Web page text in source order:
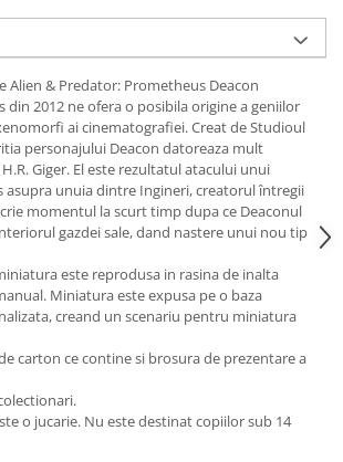
CADOU
1:43
1:43 –
si Modele
1:43
la Scara 1:43 –
si Sedan
1:43
– Miniaturi
de Raliu
– Miniaturi
4x4
1:43 –
si Vehicule
1:43
Alien & Predator: Prometheus Deacon
din 2012 ne ofera o posibila origine a geniilor
ai cinematografiei. Creat de Studioul
personajului Deacon datoreaza mult
Giger. El este rezultatul atacului unui
unuia dintre Ingineri, creatorul întregii
momentul la scurt timp dupa ce Deaconul
gazdei sale, dand nastere unui nou tip
este reprodusa in rasina de inalta
Miniatura este expusa pe o baza
creand un scenariu pentru miniatura
carton ce contine si brosura de prezentare a
o jucarie. Nu este destinat copiilor sub 14